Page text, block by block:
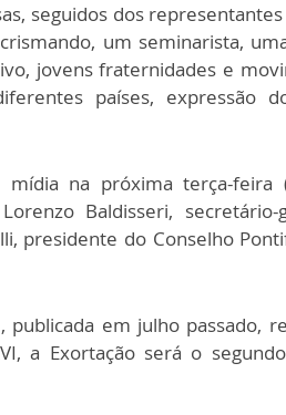
seguidos dos
um seminarista,
jovens fraternidades e
países, expressão
na próxima terça-feira
Baldisseri, secretário-
presidente do Conselho
publicada em julho passado,
a Exortação será o